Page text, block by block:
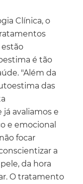
Clínica, o
estão
é tão
"Além da
das
avaliamos e
e emocional
focar
a
da hora
O tratamento